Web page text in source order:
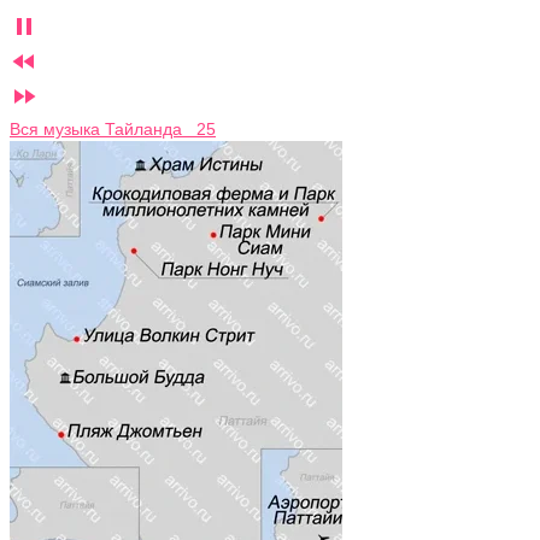



Вся музыка Тайланда 25